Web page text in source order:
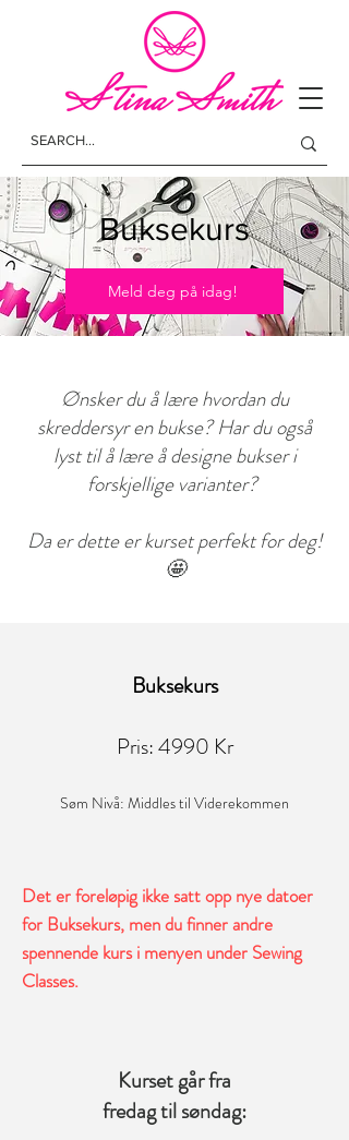
Buksekurs
Meld deg på idag!
Ønsker du å lære hvordan du
skreddersyr en bukse? Har du også
lyst til å lære å designe bukser i
forskjellige varianter?
Da er dette er kurset perfekt for deg!
🤩
Buksekurs
Pris: 4990 Kr
Søm Nivå: Middles til Viderekommen
Det er foreløpig ikke satt opp nye datoer
for Buksekurs, men du finner andre
spennende kurs i menyen under Sewing
Classes.
Kurset går fra
fredag til søndag: